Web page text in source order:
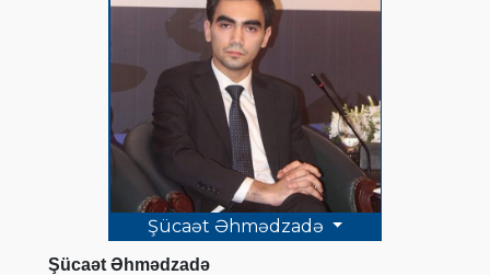
Şücaət Əhmədzadə
Şücaət Əhmədzadə